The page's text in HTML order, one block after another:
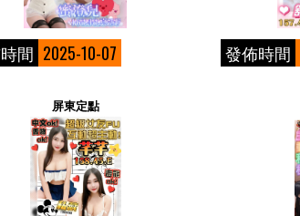
間 2025-10-07 發佈時間
屏東定點